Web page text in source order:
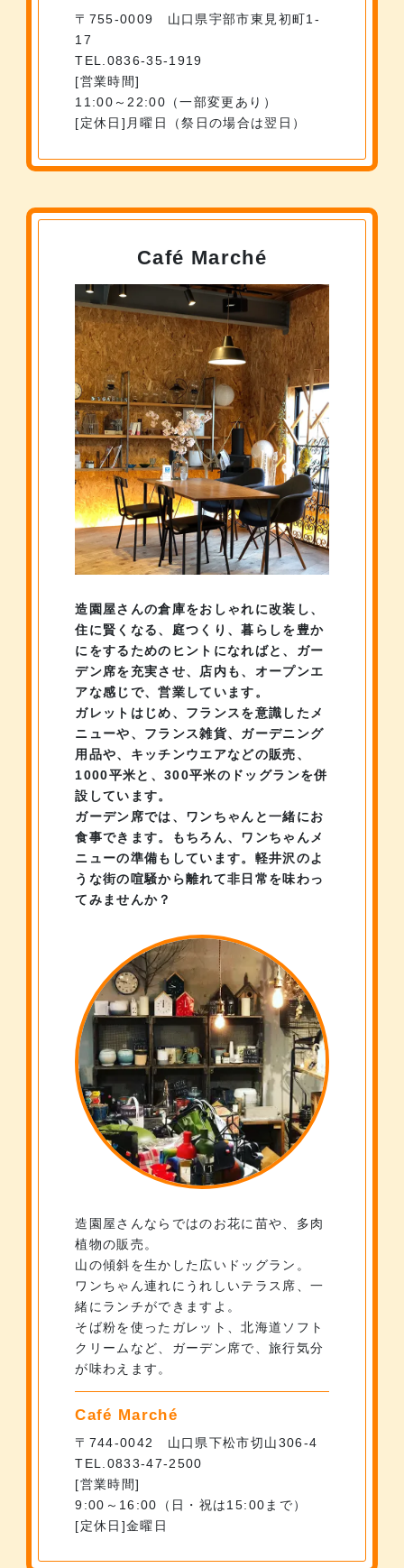
〒755-0009 山口県宇部市東見初町1-
17
TEL.0836-35-1919
営業時間
11:00～22:00（一部変更あり）
定休日
月曜日（祭日の場合は翌日）
Café Marché
造園屋さんの倉庫をおしゃれに改装し、
住に賢くなる、庭つくり、暮らしを豊か
にをするためのヒントになればと、ガー
デン席を充実させ、
店内も、オープンエ
アな感じで、営業しています。
ガレットはじめ、フランスを意識したメ
ニューや、フランス雑貨、 ガーデニング
用品や、キッチンウエアなどの販売、
1000平米と、300平米のドッグランを併
設しています。
ガーデン席では、ワンちゃんと一緒にお
食事できます。
もちろん、ワンちゃんメ
ニューの準備もしています。 軽井沢のよ
うな街の喧騒から離れて非日常を味わっ
てみませんか？
造園屋さんならではのお花に苗や、多肉
植物の販売。
山の傾斜を生かした広いドッグラン。
ワンちゃん連れにうれしいテラス席、一
緒にランチができますよ。
そば粉を使ったガレット、北海道ソフト
クリームなど、ガーデン席で、旅行気分
が味わえます。
Café Marché
〒744-0042 山口県下松市切山306-4
TEL.0833-47-2500
営業時間
9:00～16:00（日・祝は15:00まで）
定休日
金曜日